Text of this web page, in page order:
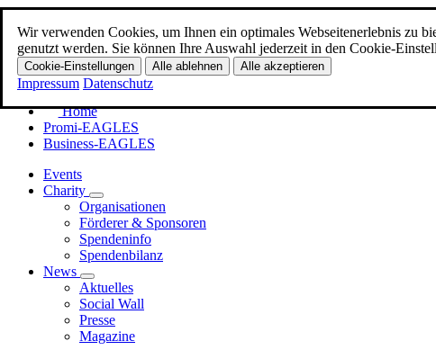
Wir verwenden Cookies, um Ihnen ein optimales Webseitenerlebnis zu
genutzt werden. Sie können Ihre Auswahl jederzeit in den Cookie-
Cookie-Einstellungen Alle ablehnen Alle akzeptieren
Impressum Datenschutz
Zum Hauptinhalt
Menü
Home
Promi-EAGLES
Business-EAGLES
Events
Charity
Organisationen
Förderer & Sponsoren
Spendeninfo
Spendenbilanz
News
Aktuelles
Social Wall
Presse
Magazine